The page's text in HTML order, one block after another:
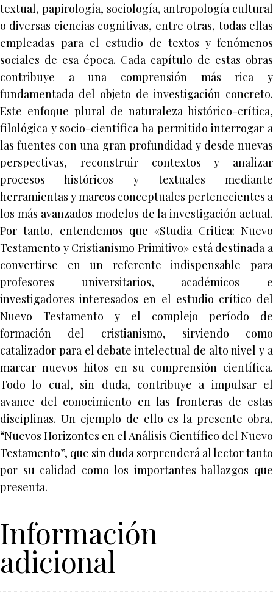
textual, papirología, sociología, antropología cultural
o diversas ciencias cognitivas, entre otras, todas ellas
empleadas para el estudio de textos y fenómenos
sociales de esa época. Cada capítulo de estas obras
contribuye a una comprensión más rica y
fundamentada del objeto de investigación concreto.
Este enfoque plural de naturaleza histórico-crítica,
filológica y socio-científica ha permitido interrogar a
las fuentes con una gran profundidad y desde nuevas
perspectivas, reconstruir contextos y analizar
procesos históricos y textuales mediante
herramientas y marcos conceptuales pertenecientes a
los más avanzados modelos de la investigación actual.
Por tanto, entendemos que «Studia Critica: Nuevo
Testamento y Cristianismo Primitivo» está destinada a
convertirse en un referente indispensable para
profesores universitarios, académicos e
investigadores interesados en el estudio crítico del
Nuevo Testamento y el complejo período de
formación del cristianismo, sirviendo como
catalizador para el debate intelectual de alto nivel y a
marcar nuevos hitos en su comprensión científica.
Todo lo cual, sin duda, contribuye a impulsar el
avance del conocimiento en las fronteras de estas
disciplinas. Un ejemplo de ello es la presente obra,
“Nuevos Horizontes en el Análisis Científico del Nuevo
Testamento”, que sin duda sorprenderá al lector tanto
por su calidad como los importantes hallazgos que
presenta.
Información
adicional